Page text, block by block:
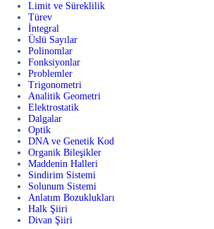
Limit ve Süreklilik
Türev
İntegral
Üslü Sayılar
Polinomlar
Fonksiyonlar
Problemler
Trigonometri
Analitik Geometri
Elektrostatik
Dalgalar
Optik
DNA ve Genetik Kod
Organik Bileşikler
Maddenin Halleri
Sindirim Sistemi
Solunum Sistemi
Anlatım Bozuklukları
Halk Şiiri
Divan Şiiri